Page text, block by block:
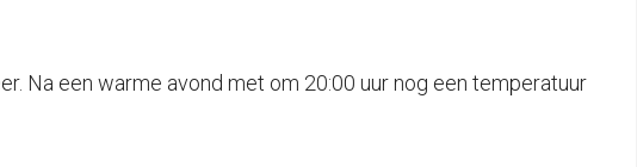
Na een warme avond met om 20:00 uur nog een temperatuur